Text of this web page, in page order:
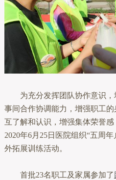
为充分发挥团队协作意识，
事间合作协调能力，增强职工
互了解和认识，增强集体荣誉感
2020年6月25日医院组织“五周
外拓展训练活动。
首批23名职工及家属参加了